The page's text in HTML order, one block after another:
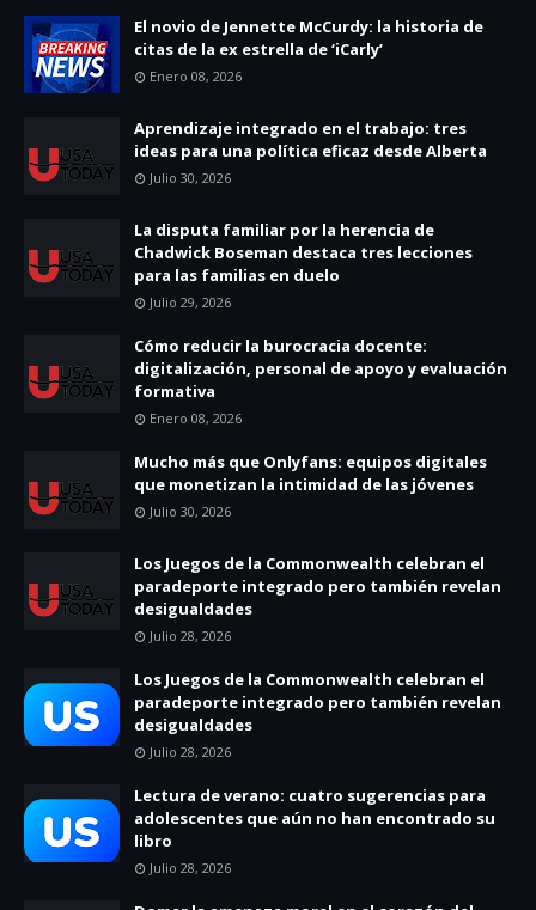
El novio de Jennette McCurdy: la historia de
citas de la ex estrella de ‘iCarly’
Enero 08, 2026
Aprendizaje integrado en el trabajo: tres
ideas para una política eficaz desde Alberta
Julio 30, 2026
La disputa familiar por la herencia de
Chadwick Boseman destaca tres lecciones
para las familias en duelo
Julio 29, 2026
Cómo reducir la burocracia docente:
digitalización, personal de apoyo y evaluación
formativa
Enero 08, 2026
Mucho más que Onlyfans: equipos digitales
que monetizan la intimidad de las jóvenes
Julio 30, 2026
Los Juegos de la Commonwealth celebran el
paradeporte integrado pero también revelan
desigualdades
Julio 28, 2026
Los Juegos de la Commonwealth celebran el
paradeporte integrado pero también revelan
desigualdades
Julio 28, 2026
Lectura de verano: cuatro sugerencias para
adolescentes que aún no han encontrado su
libro
Julio 28, 2026